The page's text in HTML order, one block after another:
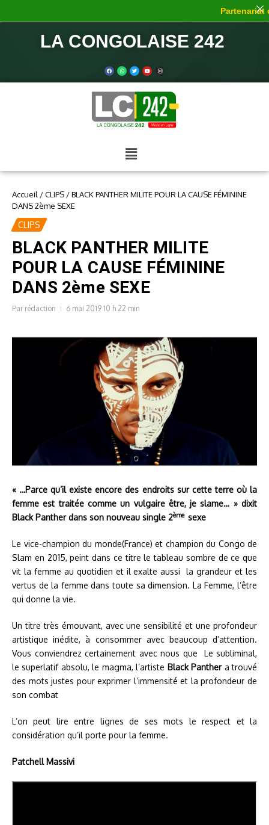
LA CONGOLAISE 242
Accueil /CLIPS /BLACK PANTHER MILITE POUR LA CAUSE FÉMININE
DANS 2ème SEXE
CLIPS
BLACK PANTHER MILITE
POUR LA CAUSE FÉMININE
DANS 2ème SEXE
Par rédaction 6 mai 2019 10 h 22 min
« …Parce qu’il existe encore des endroits sur cette terre où la
femme est traitée comme un vulgaire être, je slame… » dixit
Black Panther dans son nouveau single 2ème sexe
Le vice-champion du monde(France) et champion du Congo de
Slam en 2015, peint dans ce titre le tableau sombre de ce que
vit la femme au quotidien et il exalte aussi la grandeur et les
vertus de la femme dans toute sa dimension. La Femme, l’être
qui donne la vie.
Un titre très émouvant, avec une sensibilité et une profondeur
artistique inédite, à consommer avec beaucoup d’attention.
Vous conviendrez certainement avec nous que Le subliminal,
le superlatif absolu, le magma, l’artiste Black Panthera trouvé
des mots justes pour exprimer l’immensité et la profondeur de
son combat
L’on peut lire entre lignes de ses mots le respect et la
considération qu’il porte pour la femme.
Patchell Massivi
Partenariat